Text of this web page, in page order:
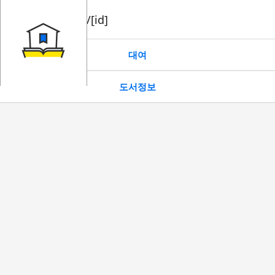
book/rent/[id]
대여
도서정보